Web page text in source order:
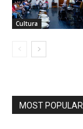
Cultura
MOST POPULAR